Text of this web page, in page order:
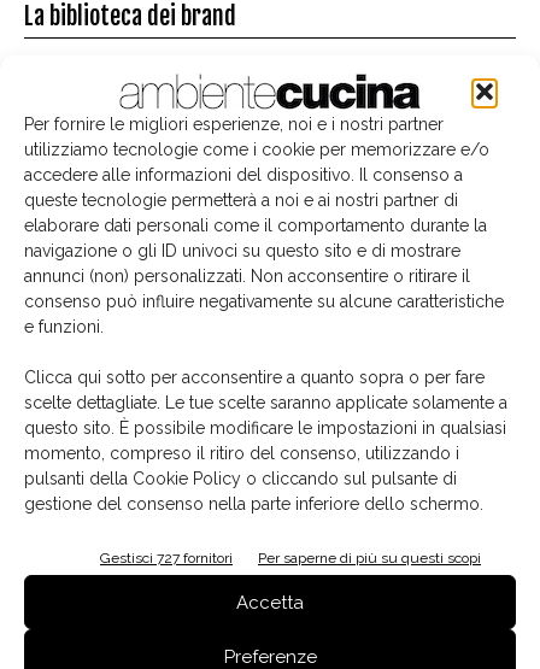
Per fornire le migliori esperienze, noi e i nostri partner
utilizziamo tecnologie come i cookie per memorizzare e/o
accedere alle informazioni del dispositivo. Il consenso a
queste tecnologie permetterà a noi e ai nostri partner di
elaborare dati personali come il comportamento durante la
navigazione o gli ID univoci su questo sito e di mostrare
annunci (non) personalizzati. Non acconsentire o ritirare il
consenso può influire negativamente su alcune caratteristiche
e funzioni.
Clicca qui sotto per acconsentire a quanto sopra o per fare
scelte dettagliate. Le tue scelte saranno applicate solamente a
questo sito. È possibile modificare le impostazioni in qualsiasi
momento, compreso il ritiro del consenso, utilizzando i
pulsanti della Cookie Policy o cliccando sul pulsante di
gestione del consenso nella parte inferiore dello schermo.
Gestisci 727 fornitori Per saperne di più su questi scopi
Accetta
Preferenze
La biblioteca dei brand
Il libro del mese